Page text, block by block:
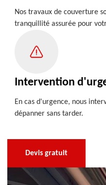
Nos travaux de couverture
tranquillité assurée pour
Intervention
En cas d'urgence, nous
dépanner sans tarder.
Devis gratuit